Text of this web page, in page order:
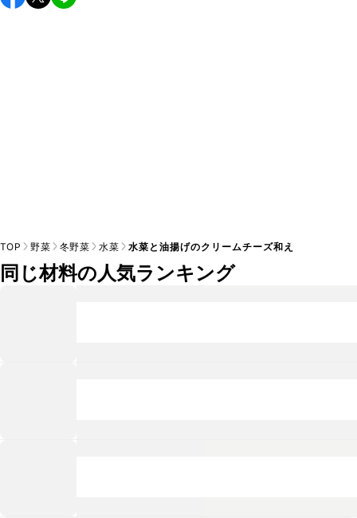
し上がりください。
TOP 野菜 冬野菜 水菜 水菜と油揚げのクリームチーズ和え
同じ材料の人気ランキング